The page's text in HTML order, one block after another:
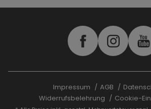
Impressum AGB
Widerrufsbelehrung
Cookie-